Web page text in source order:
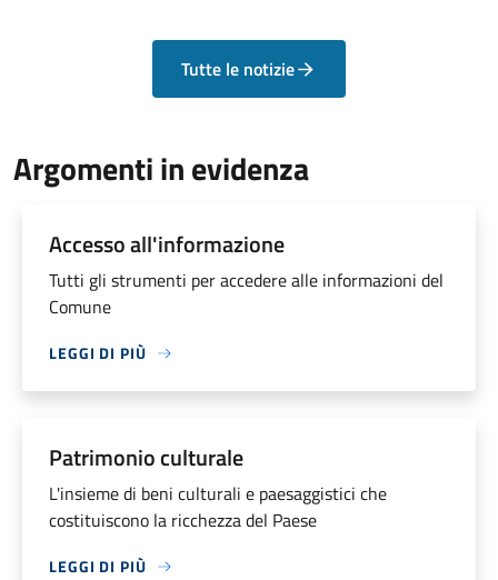
Tutte le notizie
Argomenti in evidenza
Accesso all'informazione
Tutti gli strumenti per accedere alle informazioni del
Comune
LEGGI DI PIÙ
Patrimonio culturale
L'insieme di beni culturali e paesaggistici che
costituiscono la ricchezza del Paese
LEGGI DI PIÙ